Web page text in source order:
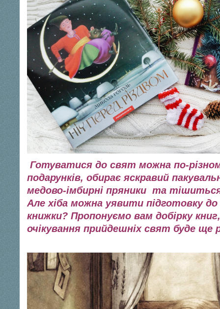
Готуватися до свят можна по-
подарунків, обирає яскравий
медово-імбирні пряники та
Але хіба можна уявити підготовку
книжки? Пропонуємо вам добірку
очікування прийдешніх свят буде ще